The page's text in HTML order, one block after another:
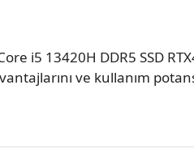
i5 13420H DDR5 SSD
ve kullanım